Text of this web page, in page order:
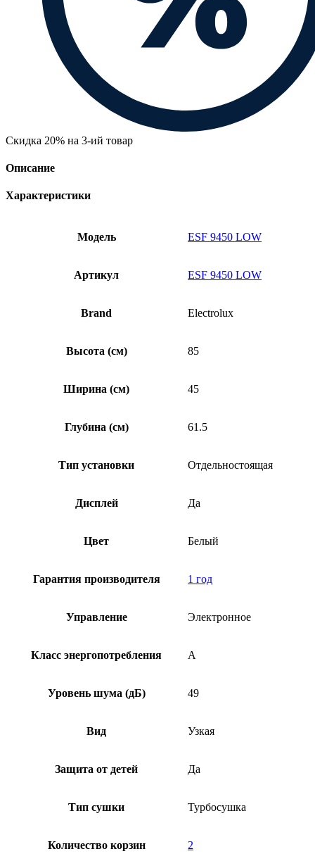
Скидка 20% на 3-ий товар
Описание
Характеристики
Модель ESF 9450 LOW
Артикул ESF 9450 LOW
Brand Electrolux
Высота (см) 85
Ширина (см) 45
Глубина (см) 61.5
Тип установки Отдельностоящая
Дисплей Да
Цвет Белый
Гарантия производителя 1 год
Управление Электронное
Класс энергопотребления A
Уровень шума (дБ) 49
Вид Узкая
Защита от детей Да
Тип сушки Турбосушка
Количество корзин 2